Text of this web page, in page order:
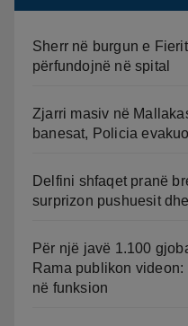
Sherr në burgun e
përfundojnë në spital
Zjarri masiv në
banesat, Policia
Delfini shfaqet pranë
surprizon pushuesit
Për një javë 1.100
Rama publikon
në funksion